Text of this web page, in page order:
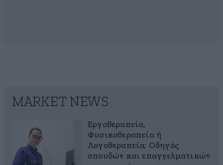
MARKET NEWS
Εργοθεραπεία,
Φυσικοθεραπεία ή
Λογοθεραπεία; Οδηγός
σπουδών και επαγγελματικών